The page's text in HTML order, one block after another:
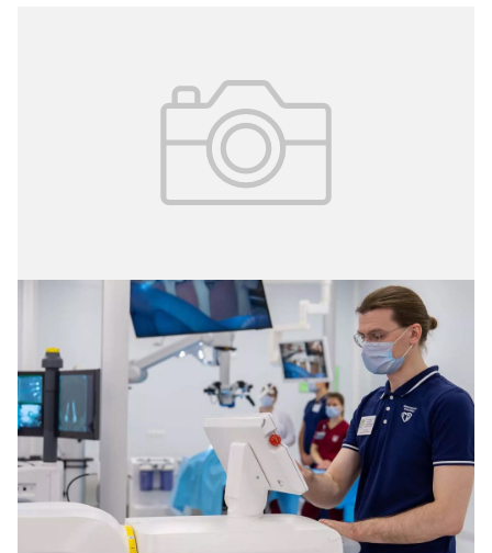
№ 1 (59)
Искусственный интеллект-
возможности, риски, программа
действий
Для медицины искусственный интеллект имеет ряд
важных преимуществ: он обеспечивает диагностику в
150 раз быстрее, чем человек, считывает результаты
тестов, помогает подбирать наиболее эффективные
лекарства. Однако наряду c достоинствами технологии